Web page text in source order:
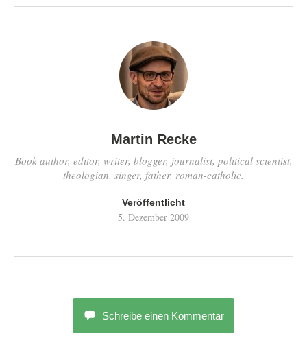
Martin Recke
Book author, editor, writer, blogger, journalist, political scientist,
theologian, singer, father, roman-catholic.
Veröffentlicht
5. Dezember 2009
Schreibe einen Kommentar